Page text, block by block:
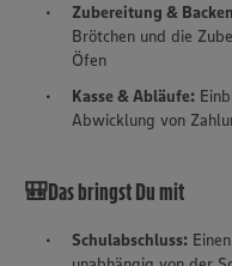
Zubereitung &
Brötchen und die
Öfen
Kasse & Abläufe:
Abwicklung von
🎒Das bringst Du mit
Schulabschluss: